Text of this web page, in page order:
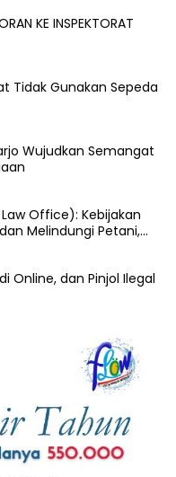
KE INSPEKTORAT
Tidak Gunakan Sepeda
Wujudkan Semangat
Law Office): Kebijakan
Melindungi Petani,
Online, dan Pinjol Ilegal